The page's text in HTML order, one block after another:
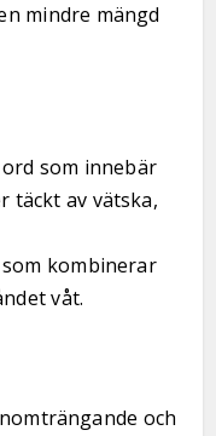
mindre mängd
som innebär
täckt av vätska,
kombinerar
våt.
och